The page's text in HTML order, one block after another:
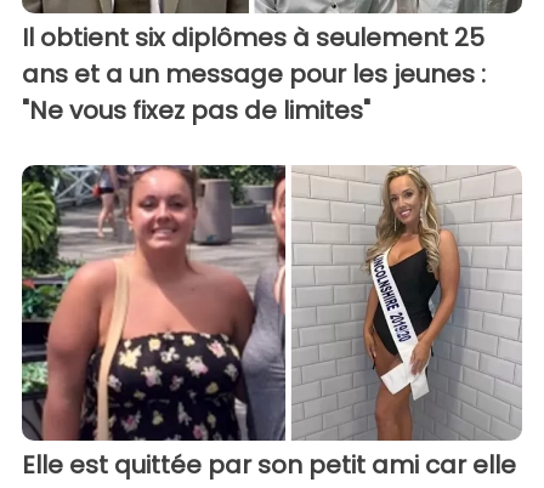
Il obtient six diplômes à seulement 25
ans et a un message pour les jeunes :
"Ne vous fixez pas de limites"
Elle est quittée par son petit ami car elle